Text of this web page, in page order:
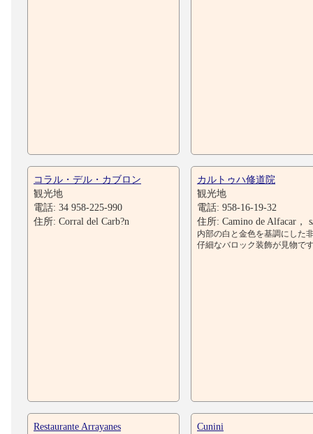
コラル・デル・カブロン
観光地
電話: 34 958-225-990
住所: Corral del Carb?n
カルトゥハ修道院
観光地
電話: 958-16-19-32
住所: Camino de Alfacar，
内部の白と金色を基調にした
仔細なバロック装飾が見物で
Restaurante Arrayanes
Cunini